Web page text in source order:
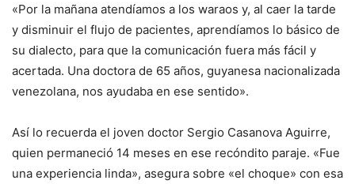
«Por la mañana atendíamos a los waraos y, al caer la tarde
y disminuir el flujo de pacientes, aprendíamos lo básico de
su dialecto, para que la comunicación fuera más fácil y
acertada. Una doctora de 65 años, guyanesa nacionalizada
venezolana, nos ayudaba en ese sentido».
Así lo recuerda el joven doctor Sergio Casanova Aguirre,
quien permaneció 14 meses en ese recóndito paraje. «Fue
una experiencia linda», asegura sobre «el choque» con esa